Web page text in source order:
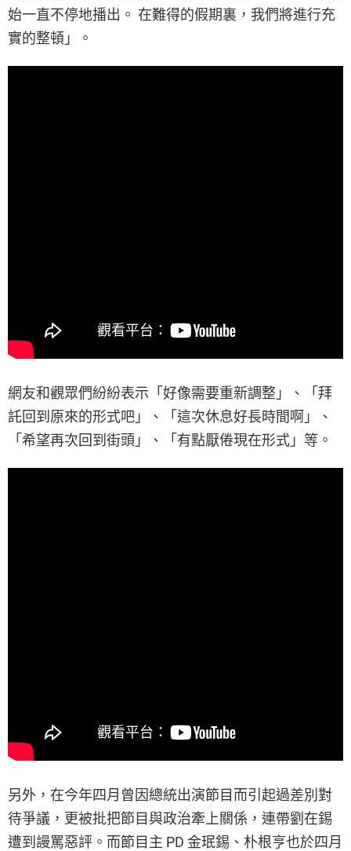
始一直不停地播出。 在難得的假期裏，我們將進行充
實的整頓」。
網友和觀眾們紛紛表示「好像需要重新調整」、「拜
託回到原來的形式吧」、「這次休息好長時間啊」、
「希望再次回到街頭」、「有點厭倦現在形式」等。
另外，在今年四月曾因總統出演節目而引起過差別對
待爭議，更被批把節目與政治牽上關係，連帶劉在錫
遭到謾罵惡評。而節目主 PD 金珉錫、朴根亨也於四月